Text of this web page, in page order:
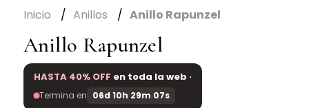
Inicio Anillos Anillo Rapunzel
Anillo Rapunzel
HASTA 40% OFF en toda la web ·
Termina en 06d 10h 29m 07s